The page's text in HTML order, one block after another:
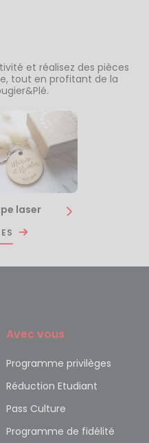
et réalisez des pièces
tout en profitant de la
laser
Avec vous
Programme privilèges
Réduction Etudiant
Pass Culture
Programme de fidélité